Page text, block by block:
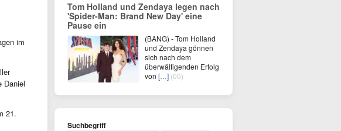
im
Daniel
21.
Tom Holland und Zendaya legen nach
'Spider-Man: Brand New Day' eine
Pause ein
(BANG) - Tom Holland
und Zendaya gönnen
sich nach dem
überwältigenden Erfolg
von […] (00)
Suchbegriff